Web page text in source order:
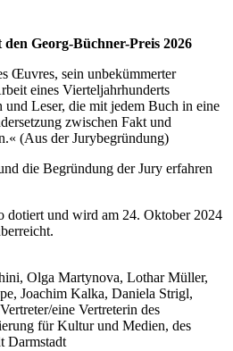
Georg-Büchner-Preis 2026
Œuvres, sein unbekümmerter
eines Vierteljahrhunderts
und Leser, die mit jedem Buch in eine
zwischen Fakt und
(Aus der Jurybegründung)
die Begründung der Jury erfahren
dotiert und wird am 24. Oktober 2024
Olga Martynova, Lothar Müller,
Joachim Kalka, Daniela Strigl,
eine Vertreterin des
für Kultur und Medien, des
Darmstadt